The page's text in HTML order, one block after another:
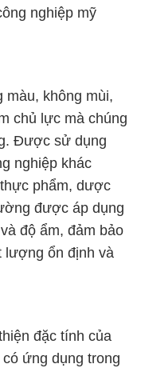
nghiệp mỹ
màu, không mùi,
chủ lực mà chúng
Được sử dụng
nghiệp khác
phẩm, dược
được áp dụng
độ ẩm, đảm bảo
lượng ổn định và
đặc tính của
ứng dụng trong